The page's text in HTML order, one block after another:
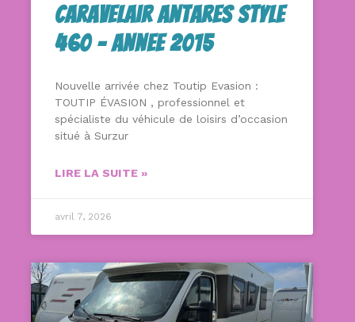
Caravelair Antares Style
460 – Annee 2015
Nouvelle arrivée chez Toutip Evasion :
TOUTIP ÉVASION , professionnel et
spécialiste du véhicule de loisirs d’occasion
situé à Surzur
LIRE LA SUITE »
avril 7, 2026